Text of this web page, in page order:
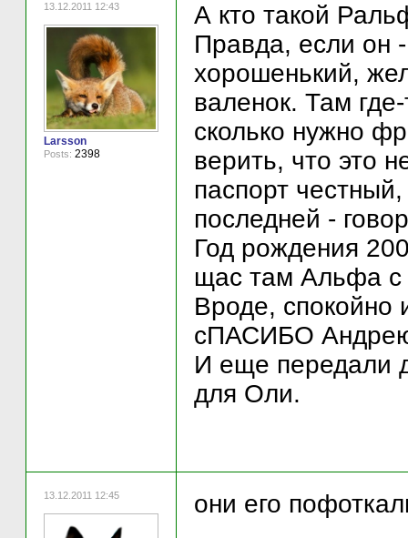
13.12.2011 12:43
Larsson
Posts: 2398
А кто такой
Правда, если он
хорошенький,
валенок. Там
сколько нужно
верить, что это
паспорт
последней -
Год рождения
щас там Альфа с
Вроде, спокойно
сПАСИБО Андрею
И еще передали
для Оли.
13.12.2011 12:45 они его